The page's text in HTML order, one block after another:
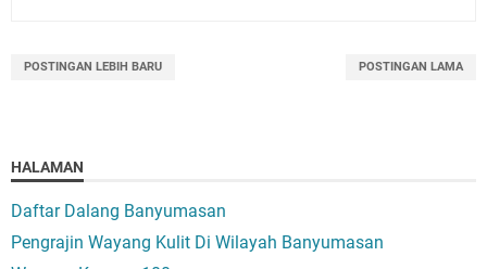
POSTINGAN LEBIH BARU POSTINGAN LAMA
HALAMAN
Daftar Dalang Banyumasan
Pengrajin Wayang Kulit Di Wilayah Banyumasan